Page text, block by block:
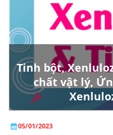
Tinh bột,
chất vật lý,
05/01/2023